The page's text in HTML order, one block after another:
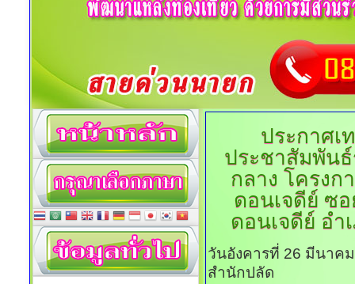
ประกาศเ
ประชาสัมพันธ์
กลาง โครงก
ดอนเจดีย์ ซ
ดอนเจดีย์ อ
วันอังคารที่ 26 มีนาค
สำนักปลัด